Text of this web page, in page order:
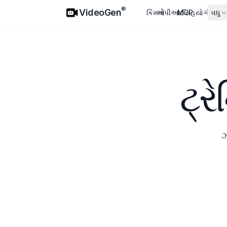
VideoGen
VideoGen® કિંમતોએપીઆઈMCPસહયોગીઓ
વધુ